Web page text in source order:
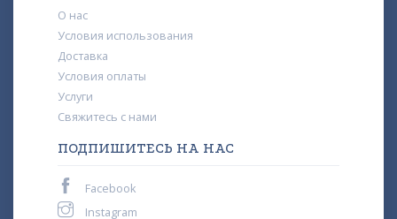
О нас
Условия использования
Доставка
Условия оплаты
Услуги
Свяжитесь с нами
ПОДПИШИТЕСЬ НА НАС
Facebook
Instagram